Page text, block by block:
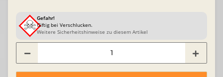
Gefahr!
Giftig bei Verschlucken.
Weitere Sicherheitshinweise zu diesem Artikel